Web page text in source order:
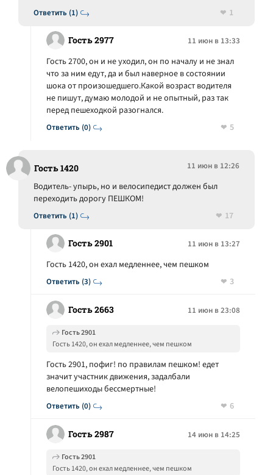
Ответить (1)
1
Гость 2977 11 июн в 13:33
Ответить (0)
Гость 2700, он и не уходил, он по началу и не знал
что за ним едут, да и был наверное в состоянии
шока от произошедшего.Какой возраст водителя
не пишут, думаю молодой и не опытный, раз так
перед пешеходкой разогнался.
5
Гость 1420 11 июн в 12:26
Ответить (1)
Водитель- упырь, но и велосипедист должен был
переходить дорогу ПЕШКОМ!
17
Гость 2901 11 июн в 13:27
Ответить (3)
Гость 1420, он ехал медленнее, чем пешком
3
Гость 2663 11 июн в 23:08
Ответить (0)
Гость 2901
Гость 1420, он ехал медленнее, чем пешком
Гость 2901, пофиг! по правилам пешком! едет
значит участник движения, задалбали
велопешиходы бессмертные!
6
Гость 2987 14 июн в 14:25
Гость 2901
Гость 1420, он ехал медленнее, чем пешком